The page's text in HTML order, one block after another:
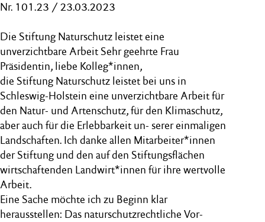
Nr. 101.23 / 23.03.2023
Die Stiftung Naturschutz leistet eine
unverzichtbare Arbeit Sehr geehrte Frau
Präsidentin, liebe Kolleg*innen,
die Stiftung Naturschutz leistet bei uns in
Schleswig-Holstein eine unverzichtbare Arbeit für
den Natur- und Artenschutz, für den Klimaschutz,
aber auch für die Erlebbarkeit un- serer einmaligen
Landschaften. Ich danke allen Mitarbeiter*innen
der Stiftung und den auf den Stiftungsflächen
wirtschaftenden Landwirt*innen für ihre wertvolle
Arbeit.
Eine Sache möchte ich zu Beginn klar
herausstellen: Das naturschutzrechtliche Vor-